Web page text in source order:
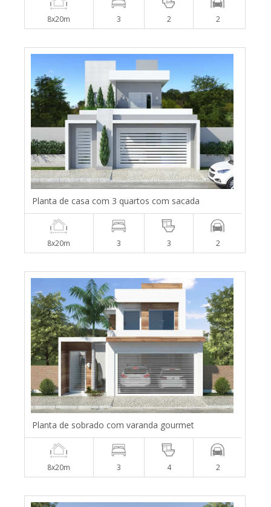
8x20m 3 2 2
Planta de casa com 3 quartos com sacada
8x20m 3 3 2
Planta de sobrado com varanda gourmet
8x20m 3 4 2